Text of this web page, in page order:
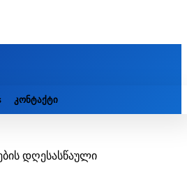
კონტაქტი
დღესასწაული